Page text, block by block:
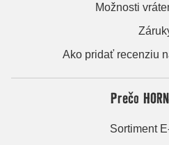
Možnosti
Ako pridať recenziu
Prečo
Sortiment